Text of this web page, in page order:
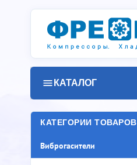
КАТАЛОГ
КАТЕГОРИИ ТОВАРОВ
Виброгасители